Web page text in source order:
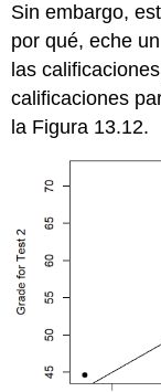
Sin embargo,
por qué, eche
las
calificaciones
la Figura 13.12.